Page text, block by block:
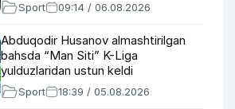
Sport 09:14 / 06.08.2026
Abduqodir Husanov almashtirilgan
bahsda “Man Siti” K-Liga
yulduzlaridan ustun keldi
Sport 18:39 / 05.08.2026